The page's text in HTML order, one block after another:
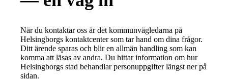
När du kontaktar oss är det kommunvägledarna på
Helsingborgs kontaktcenter som tar hand om dina frågor.
Ditt ärende sparas och blir en allmän handling som kan
komma att läsas av andra. Du hittar information om hur
Helsingborgs stad behandlar personuppgifter längst ner på
sidan.